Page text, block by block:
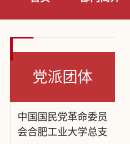
党派团体
中国国民党革命委员
会合肥工业大学总支